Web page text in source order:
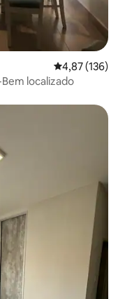
4,87 de uma
4,87 (136)
localizado